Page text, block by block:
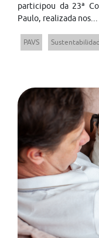
participou da 23ª
Paulo, realizada nos...
PAVS